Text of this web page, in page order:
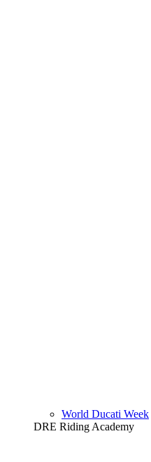
World Ducati Week
DRE Riding Academy